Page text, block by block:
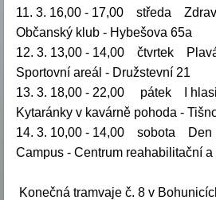
11. 3. 16,00 - 17,00 středa
Občanský klub - Hybešova 65a
12. 3. 13,00 - 14,00 čtvrtek
Sportovní areál - Družstevní 21
13. 3. 18,00 - 22,00 pátek I
Kytaránky v kavárně pohoda -
14. 3. 10,00 - 14,00 sobota Den
Campus - Centrum reahabilitační
Konečná tramvaje č. 8 v